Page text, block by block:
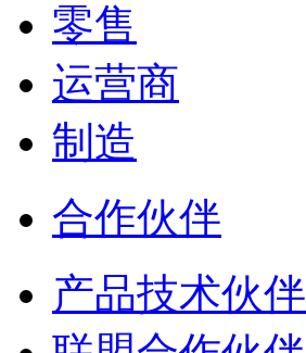
零售
运营商
制造
合作伙伴
产品技术伙伴